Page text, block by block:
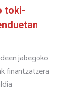
toki-
jabegoko
finantzatzera